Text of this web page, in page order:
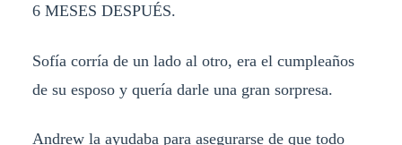
6 MESES DESPUÉS.
Sofía corría de un lado al otro, era el cumpleaños
de su esposo y quería darle una gran sorpresa.
Andrew la ayudaba para asegurarse de que todo